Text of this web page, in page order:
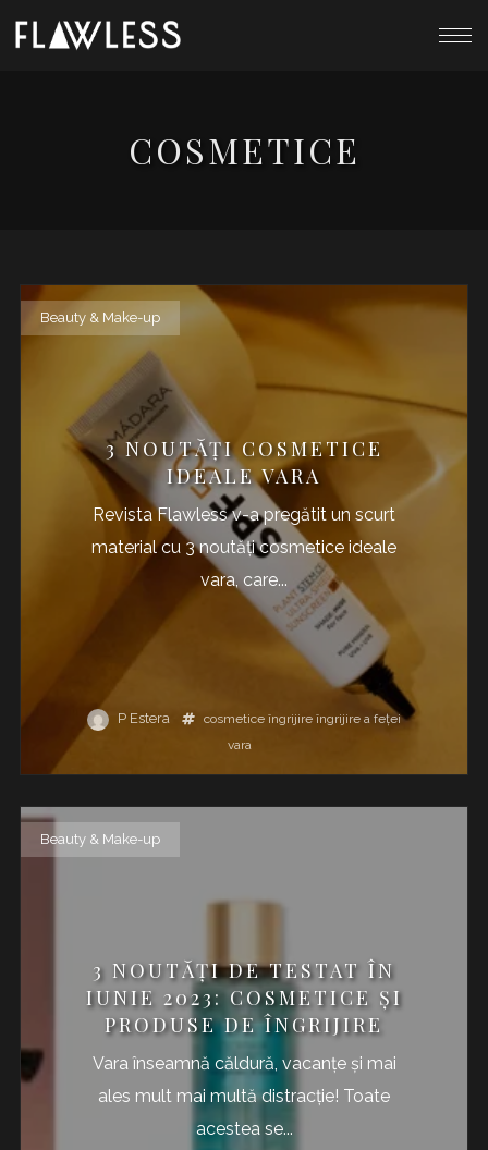
COSMETICE
Beauty & Make-up
3 NOUTĂŢI COSMETICE
IDEALE VARA
Revista Flawless v-a pregătit un scurt
material cu 3 noutăţi cosmetice ideale
vara, care...
P Estera cosmetice îngrijire îngrijire a feței
vara
Beauty & Make-up
3 NOUTĂŢI DE TESTAT ÎN
IUNIE 2023: COSMETICE ŞI
PRODUSE DE ÎNGRIJIRE
Vara înseamnă căldură, vacanţe şi mai
ales mult mai multă distracţie! Toate
acestea se...